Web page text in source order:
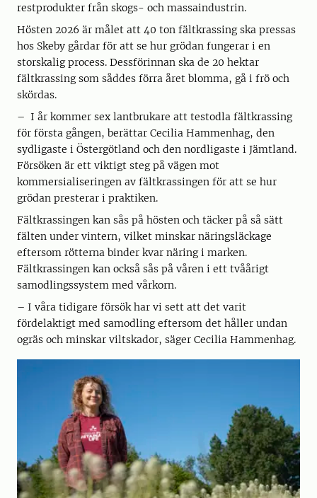
restprodukter från skogs- och massaindustrin.
Hösten 2026 är målet att 40 ton fältkrassing ska pressas
hos Skeby gårdar för att se hur grödan fungerar i en
storskalig process. Dessförinnan ska de 20 hektar
fältkrassing som såddes förra året blomma, gå i frö och
skördas.
– I år kommer sex lantbrukare att testodla fältkrassing
för första gången, berättar Cecilia Hammenhag, den
sydligaste i Östergötland och den nordligaste i Jämtland.
Försöken är ett viktigt steg på vägen mot
kommersialiseringen av fältkrassingen för att se hur
grödan presterar i praktiken.
Fältkrassingen kan sås på hösten och täcker på så sätt
fälten under vintern, vilket minskar näringsläckage
eftersom rötterna binder kvar näring i marken.
Fältkrassingen kan också sås på våren i ett tvåårigt
samodlingssystem med vårkorn.
– I våra tidigare försök har vi sett att det varit
fördelaktigt med samodling eftersom det håller undan
ogräs och minskar viltskador, säger Cecilia Hammenhag.